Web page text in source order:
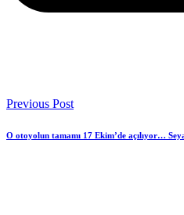
Previous Post
O otoyolun tamamı 17 Ekim’de açılıyor…